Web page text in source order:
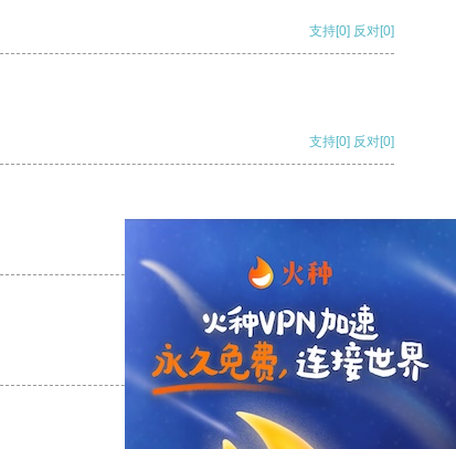
支持[0] 反对[0]
支持[0] 反对[0]
支持 [0] 反对[0]